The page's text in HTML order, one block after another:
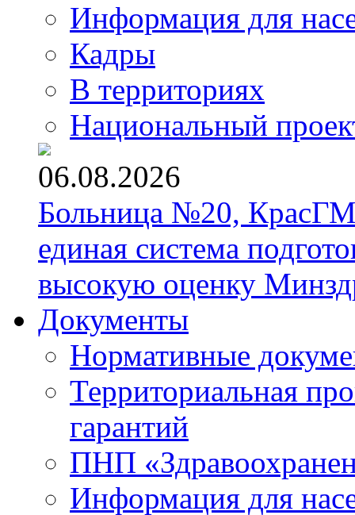
Информация для
Кадры
В территориях
Национальный
06.08.2026
Больница №20,
единая система
высокую оценку
Документы
Нормативные
Территориальная
гарантий
ПНП
Информация для